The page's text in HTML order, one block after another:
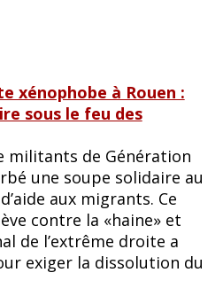
xénophobe à Rouen :
sous le feu des
militants de Génération
une soupe solidaire au
aux migrants. Ce
contre la «haine» et
de l’extrême droite a
exiger la dissolution du